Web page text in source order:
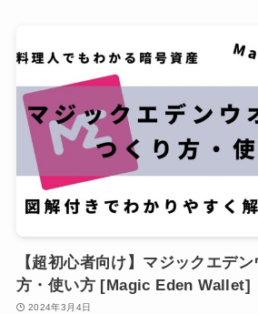
【超初心者向け】マジックエデ
方・使い方 [Magic Eden Wallet]
2024年3月4日